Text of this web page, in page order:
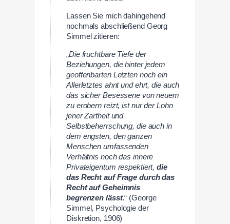
Lassen Sie mich dahingehend
nochmals abschließend Georg
Simmel zitieren:
„Die fruchtbare Tiefe der
Beziehungen, die hinter jedem
geoffenbarten Letzten noch ein
Allerletztes ahnt und ehrt, die auch
das sicher Besessene von neuem
zu erobern reizt, ist nur der Lohn
jener Zartheit und
Selbstbeherrschung, die auch in
dem engsten, den ganzen
Menschen umfassenden
Verhältnis noch das innere
Privateigentum respektiert,die
das Recht auf Frage durch das
Recht auf Geheimnis
begrenzen lässt.“ (George
Simmel, Psychologie der
Diskretion, 1906)